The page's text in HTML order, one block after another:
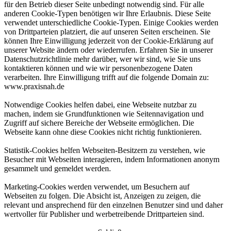
für den Betrieb dieser Seite unbedingt notwendig sind. Für alle
anderen Cookie-Typen benötigen wir Ihre Erlaubnis. Diese Seite
verwendet unterschiedliche Cookie-Typen. Einige Cookies werden
von Drittparteien platziert, die auf unseren Seiten erscheinen. Sie
können Ihre Einwilligung jederzeit von der Cookie-Erklärung auf
unserer Website ändern oder wiederrufen. Erfahren Sie in unserer
Datenschutzrichtlinie mehr darüber, wer wir sind, wie Sie uns
kontaktieren können und wie wir personenbezogene Daten
verarbeiten. Ihre Einwilligung trifft auf die folgende Domain zu:
www.praxisnah.de
Notwendige Cookies helfen dabei, eine Webseite nutzbar zu
machen, indem sie Grundfunktionen wie Seitennavigation und
Zugriff auf sichere Bereiche der Webseite ermöglichen. Die
Webseite kann ohne diese Cookies nicht richtig funktionieren.
Statistik-Cookies helfen Webseiten-Besitzern zu verstehen, wie
Besucher mit Webseiten interagieren, indem Informationen anonym
gesammelt und gemeldet werden.
Marketing-Cookies werden verwendet, um Besuchern auf
Webseiten zu folgen. Die Absicht ist, Anzeigen zu zeigen, die
relevant und ansprechend für den einzelnen Benutzer sind und daher
wertvoller für Publisher und werbetreibende Drittparteien sind.